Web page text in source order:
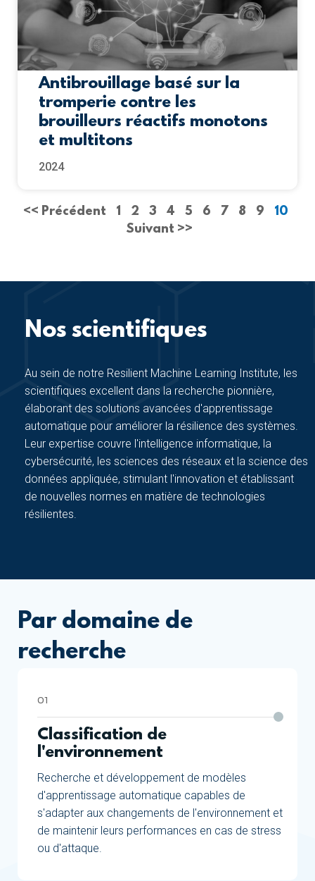
Antibrouillage basé sur la
tromperie contre les
brouilleurs réactifs monotons
et multitons
2024
<< Précédent 1 2 3 4 5 6 7 8 9
10
Suivant >>
Nos scientifiques
Au sein de notre Resilient Machine Learning Institute, les
scientifiques excellent dans la recherche pionnière,
élaborant des solutions avancées d'apprentissage
automatique pour améliorer la résilience des systèmes.
Leur expertise couvre l'intelligence informatique, la
cybersécurité, les sciences des réseaux et la science des
données appliquée, stimulant l'innovation et établissant
de nouvelles normes en matière de technologies
résilientes.
Par domaine de
recherche
01
Classification de
l'environnement
Recherche et développement de modèles
d'apprentissage automatique capables de
s'adapter aux changements de l'environnement et
de maintenir leurs performances en cas de stress
ou d'attaque.